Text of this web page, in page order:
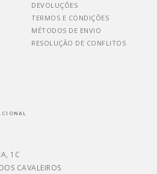
DEVOLUÇÕES
TERMOS E CONDIÇÕES
MÉTODOS DE ENVIO
RESOLUÇÃO DE CONFLITOS
1C
CAVALEIROS